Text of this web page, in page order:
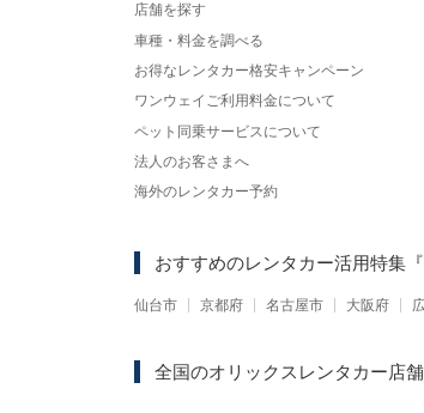
店舗を探す
車種・料金を調べる
お得なレンタカー格安キャンペーン
ワンウェイご利用料金について
ペット同乗サービスについて
法人のお客さまへ
海外のレンタカー予約
おすすめのレンタカー活用特集
仙台市 京都府 名古屋市 大阪府
全国のオリックスレンタカー店